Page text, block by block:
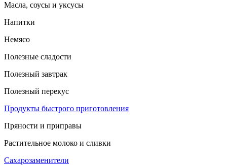
Масла, соусы и уксусы
Напитки
Немясо
Полезные сладости
Полезный завтрак
Полезный перекус
Продукты быстрого приготовления
Пряности и приправы
Растительное молоко и сливки
Сахарозаменители